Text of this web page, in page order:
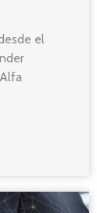
el